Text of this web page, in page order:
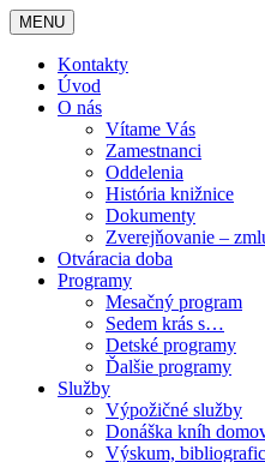
MENU
Kontakty
Úvod
O nás
Vítame Vás
Zamestnanci
Oddelenia
História knižnice
Dokumenty
Zverejňovanie –
Otváracia doba
Programy
Mesačný program
Sedem krás s…
Detské programy
Ďalšie programy
Služby
Výpožičné služby
Donáška kníh
Výskum,